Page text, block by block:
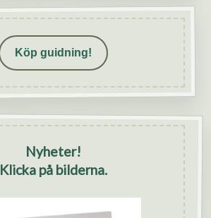
Köp guidning!
Nyheter!
Klicka på bilderna.